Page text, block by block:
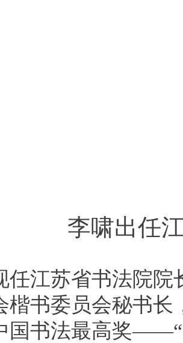
李啸出任
任江苏省书法院
楷书委员会秘书
国书法最高奖——“